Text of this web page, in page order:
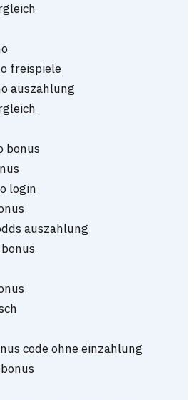
freispiele
auszahlung
bonus
login
auszahlung
code ohne einzahlung